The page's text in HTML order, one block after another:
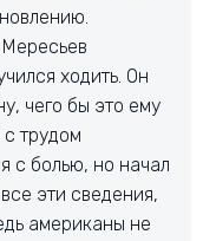
ходить. Он
чего бы это ему
трудом
с болью, но начал
эти сведения,
американы не